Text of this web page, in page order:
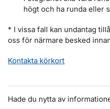
högt och ha runda eller
* I vissa fall kan undantag
oss för närmare besked
Kontakta körkort
Hade du nytta av